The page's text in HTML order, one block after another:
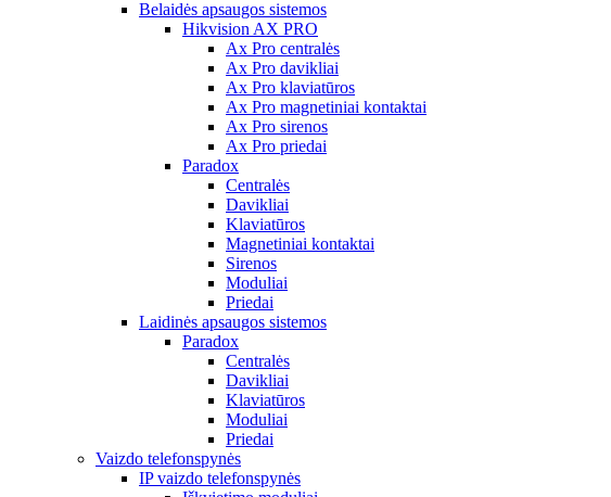
Belaidės apsaugos sistemos
Hikvision AX PRO
Ax Pro centralės
Ax Pro davikliai
Ax Pro klaviatūros
Ax Pro magnetiniai kontaktai
Ax Pro sirenos
Ax Pro priedai
Paradox
Centralės
Davikliai
Klaviatūros
Magnetiniai kontaktai
Sirenos
Moduliai
Priedai
Laidinės apsaugos sistemos
Paradox
Centralės
Davikliai
Klaviatūros
Moduliai
Priedai
Vaizdo telefonspynės
IP vaizdo telefonspynės